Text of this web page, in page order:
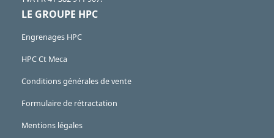
LE GROUPE HPC
Engrenages HPC
HPC Ct Meca
Conditions générales de vente
Formulaire de rétractation
Mentions légales